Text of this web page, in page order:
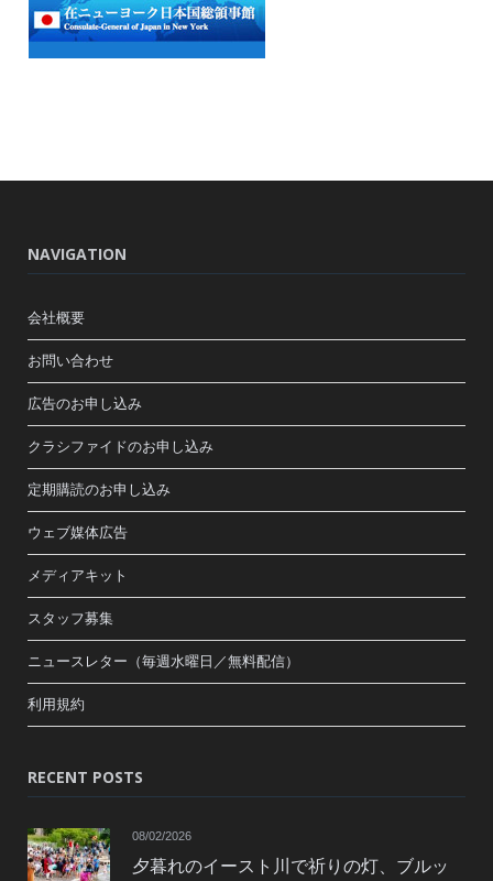
NAVIGATION
会社概要
お問い合わせ
広告のお申し込み
クラシファイドのお申し込み
定期購読のお申し込み
ウェブ媒体広告
メディアキット
スタッフ募集
ニュースレター（毎週水曜日／無料配信）
利用規約
RECENT POSTS
08/02/2026
夕暮れのイースト川で祈りの灯、ブルッ